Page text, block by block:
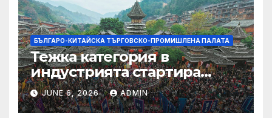
БЪЛГАРО-КИТАЙСКА ТЪРГОВСКО-ПРОМИШЛЕНА ПАЛАТА
Тежка категория в
индустрията стартира
алианс за космическа
слънчева енергия
JUNE 6, 2026 ADMIN